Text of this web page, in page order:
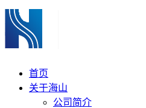
首页
关于海山
公司简介